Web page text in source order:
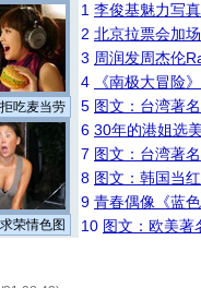
吃麦当劳
荣情色图
1 李俊基魅力写
2 北京拉票会加
3 周润发周杰伦
4
《南极大冒险
5 图文：台湾著
6 30年的港姐选
7 图文：台湾著
8 图文：韩国当
9 青春偶像《蓝
10 图文：欧美著